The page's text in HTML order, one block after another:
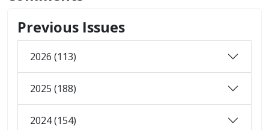
Previous Issues
2026 (113)
2025 (188)
2024 (154)